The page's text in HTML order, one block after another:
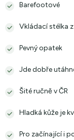
Barefootové
Vkládací stélka
Pevný opatek
Jde dobře
Šité ručně v ČR
Hladká kůže je
Pro začínající i